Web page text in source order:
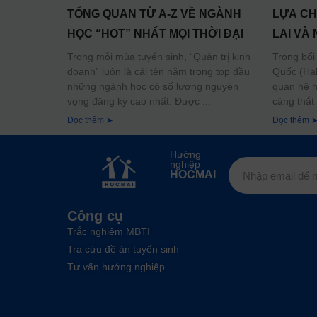
TỔNG QUAN TỪ A-Z VỀ NGÀNH
HỌC “HOT” NHẤT MỌI THỜI ĐẠI
Trong mỗi mùa tuyển sinh, “Quản trị kinh
doanh” luôn là cái tên nằm trong top đầu
những ngành học có số lượng nguyện
vọng đăng ký cao nhất. Được
Đọc thêm ➤
LỰA
LAI VÀ
Trong
Quốc
quan hệ
càng thắt
Đọc thêm ➤
Hướng
nghiệp
HOCMAI
Công cụ
Trắc nghiệm MBTI
Tra cứu đề án tuyển sinh
Tư vấn hướng nghiệp